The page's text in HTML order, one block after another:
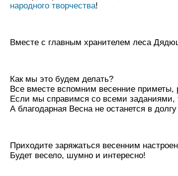
народного творчества!
Вместе с главным хранителем леса
Как мы это будем делать?
Все вместе вспомним весенние
Если мы справимся со всеми заданиями,
А благодарная Весна не останется в
Приходите заряжаться весенним
Будет весело, шумно и интересно!